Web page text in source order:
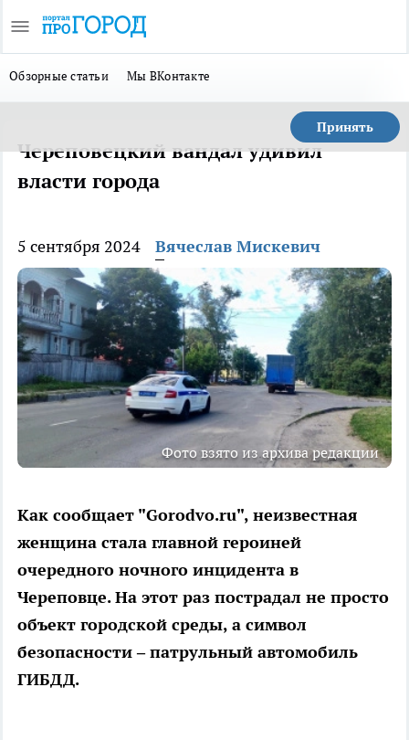
Обзорные статьи Мы ВКонтакте
Принять
Череповецкий вандал удивил
власти города
5 сентября 2024 Вячеслав Мискевич
Фото взято из архива редакции
Как сообщает "Gorodvo.ru", неизвестная
женщина стала главной героиней
очередного ночного инцидента в
Череповце. На этот раз пострадал не просто
объект городской среды, а символ
безопасности – патрульный автомобиль
ГИБДД.